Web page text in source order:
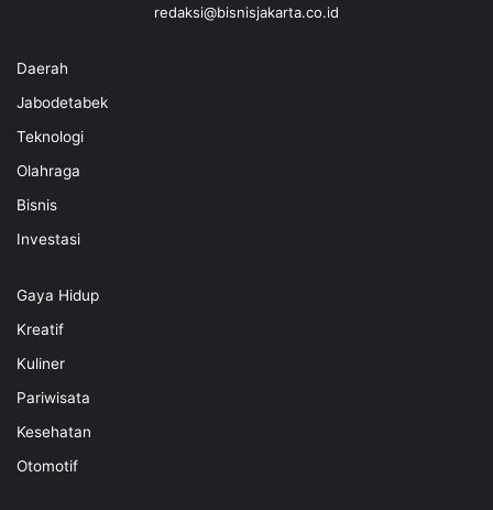
redaksi@bisnisjakarta.co.id
Daerah
Jabodetabek
Teknologi
Olahraga
Bisnis
Investasi
Gaya Hidup
Kreatif
Kuliner
Pariwisata
Kesehatan
Otomotif